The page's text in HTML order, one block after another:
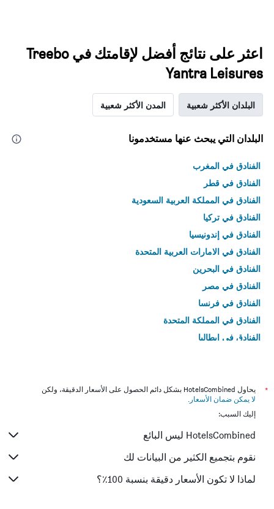
اعثر على نتائج أفضل لإقامتك في Treebo
Yantra Leisures
البلدان الأكثر شعبية المدن الأكثر شعبية
البلدان التي يبحث عنها مستخدمونا
الفنادق في المغرب
الفنادق في قطر
الفنادق في المملكة العربية السعودية
الفنادق في تركيا
الفنادق في إندونيسيا
الفنادق في الامارات العربية المتحدة
الفنادق في البحرين
الفنادق في مصر
الفنادق في فرنسا
الفنادق في المملكة المتحدة
الفنادق في إيطاليا
*
يحاول HotelsCombined بشكل دائم الحصول على الأسعار الدقيقة، ولكن
لا يمكن ضمان الأسعار .
إليك السبب:
HotelsCombined ليس البائع
نقوم بتجميع الكثير من البيانات لك
لماذا لا تكون الأسعار دقيقة بنسبة 100٪؟